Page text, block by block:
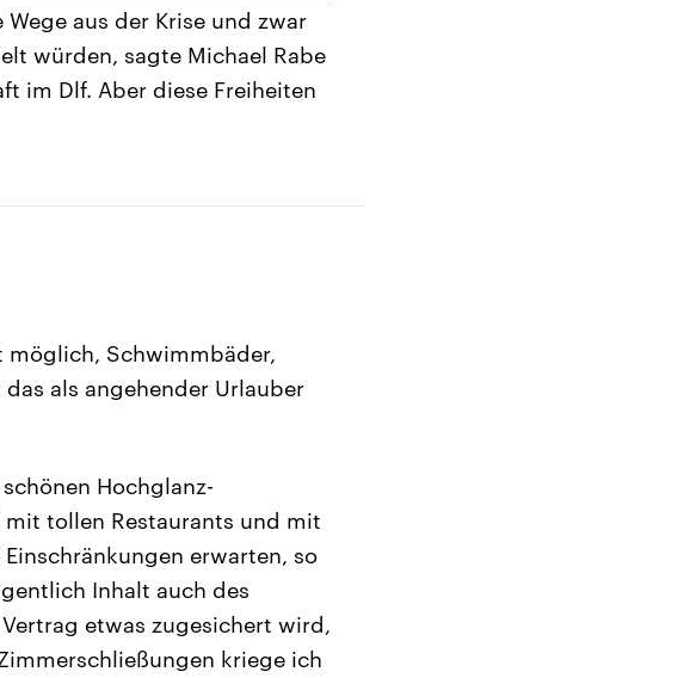
aus der Krise und zwar
würden, sagte Michael Rabe
im Dlf. Aber diese Freiheiten
möglich, Schwimmbäder,
als angehender Urlauber
Hochglanz-
tollen Restaurants und mit
erwarten, so
Inhalt auch des
etwas zugesichert wird,
kriege ich